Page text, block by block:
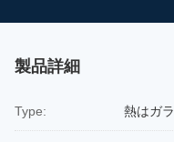
製品詳細
Type: 熱はガ